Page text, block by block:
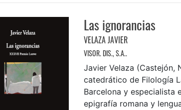
Las ignorancias
VELAZA JAVIER
VISOR. DIS., S.A..
Javier Velaza (Castejón,
catedrático de Filología
Barcelona y especialista
epigrafía romana y